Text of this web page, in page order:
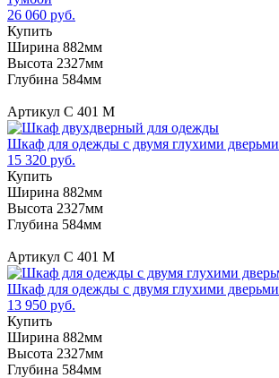
26 060 руб.
Купить
Ширина 882мм
Высота 2327мм
Глубина 584мм
Артикул С 401 М
Шкаф для одежды с двумя глухими дверьми
15 320 руб.
Купить
Ширина 882мм
Высота 2327мм
Глубина 584мм
Артикул С 401 М
Шкаф для одежды с двумя глухими дверьми
13 950 руб.
Купить
Ширина 882мм
Высота 2327мм
Глубина 584мм